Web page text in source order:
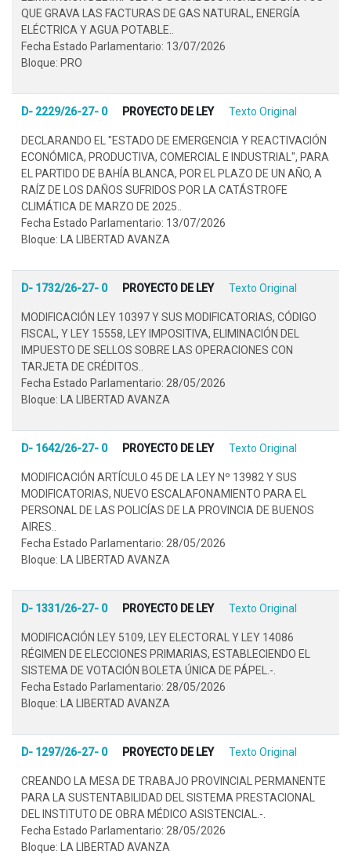
QUE GRAVA LAS FACTURAS DE GAS NATURAL, ENERGÍA
ELÉCTRICA Y AGUA POTABLE..
Fecha Estado Parlamentario: 13/07/2026
Bloque: PRO
D- 2229/26-27- 0 PROYECTO DE LEY Texto Original
DECLARANDO EL "ESTADO DE EMERGENCIA Y REACTIVACIÓN
ECONÓMICA, PRODUCTIVA, COMERCIAL E INDUSTRIAL", PARA
EL PARTIDO DE BAHÍA BLANCA, POR EL PLAZO DE UN AÑO, A
RAÍZ DE LOS DAÑOS SUFRIDOS POR LA CATÁSTROFE
CLIMÁTICA DE MARZO DE 2025..
Fecha Estado Parlamentario: 13/07/2026
Bloque: LA LIBERTAD AVANZA
D- 1732/26-27- 0 PROYECTO DE LEY Texto Original
MODIFICACIÓN LEY 10397 Y SUS MODIFICATORIAS, CÓDIGO
FISCAL, Y LEY 15558, LEY IMPOSITIVA, ELIMINACIÓN DEL
IMPUESTO DE SELLOS SOBRE LAS OPERACIONES CON
TARJETA DE CRÉDITOS..
Fecha Estado Parlamentario: 28/05/2026
Bloque: LA LIBERTAD AVANZA
D- 1642/26-27- 0 PROYECTO DE LEY Texto Original
MODIFICACIÓN ARTÍCULO 45 DE LA LEY Nº 13982 Y SUS
MODIFICATORIAS, NUEVO ESCALAFONAMIENTO PARA EL
PERSONAL DE LAS POLICÍAS DE LA PROVINCIA DE BUENOS
AIRES..
Fecha Estado Parlamentario: 28/05/2026
Bloque: LA LIBERTAD AVANZA
D- 1331/26-27- 0 PROYECTO DE LEY Texto Original
MODIFICACIÓN LEY 5109, LEY ELECTORAL Y LEY 14086
RÉGIMEN DE ELECCIONES PRIMARIAS, ESTABLECIENDO EL
SISTEMA DE VOTACIÓN BOLETA ÚNICA DE PÁPEL.-.
Fecha Estado Parlamentario: 28/05/2026
Bloque: LA LIBERTAD AVANZA
D- 1297/26-27- 0 PROYECTO DE LEY Texto Original
CREANDO LA MESA DE TRABAJO PROVINCIAL PERMANENTE
PARA LA SUSTENTABILIDAD DEL SISTEMA PRESTACIONAL
DEL INSTITUTO DE OBRA MÉDICO ASISTENCIAL.-.
Fecha Estado Parlamentario: 28/05/2026
Bloque: LA LIBERTAD AVANZA